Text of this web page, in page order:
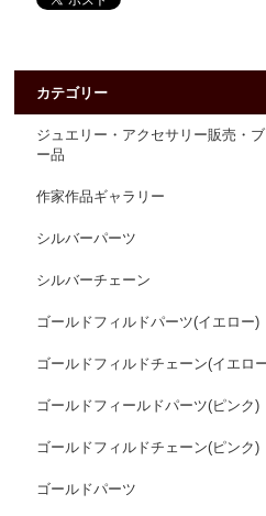
カテゴリー
ジュエリー・アクセサリー販売・
ー品
作家作品ギャラリー
シルバーパーツ
シルバーチェーン
ゴールドフィルドパーツ(イエロー)
ゴールドフィルドチェーン(イエロ
ゴールドフィールドパーツ(ピンク)
ゴールドフィルドチェーン(ピンク)
ゴールドパーツ